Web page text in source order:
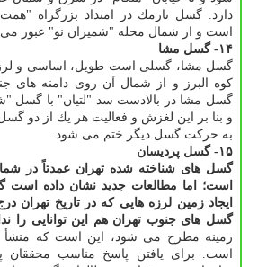
دارد. گسل نارمك در امتداد بزرگراه
است و از شمال محله "شمیران نو" عبور می
۱۴- گسل مشا
گسل مشا، گسلی است طویل، اساسی و
كوه البرز و از شمال آن روی دامنه های
گسل مشا در بالادست سد "لتیان" با گسل
و بنا بر این لغزش و فعالیت هر یك از دو
به حركت گسل دیگر ختم می شود.
۱۵- گسل پردیسان
گسل های شناخته شده تهران عمدتاً در
است؛ اما مطالعات جدید نشان داده است
ایجاد زمین لرزه هایی كه در تاریخ تهران
گسل های جنوب تهران هم این توانایی را
زمینه مطرح می شود، این است كه منشأ
است. برای یافتن پاسخ مناسب محققان